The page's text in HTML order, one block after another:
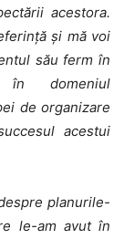
acestora.
și mă voi
său ferm în
în domeniul
de organizare
acestui
planurile-
le-am avut în